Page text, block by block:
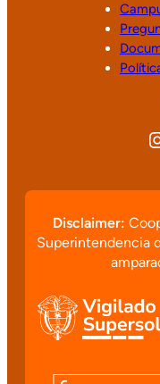
Disclaimer:
Superintendencia